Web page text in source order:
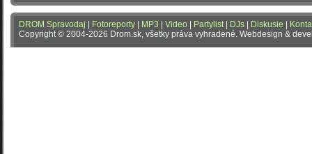
DROM Spravodaj | Fotoreporty | MP3 | Video | Partylist| DJs | Diskusie |
Copyright © 2004-2026 Drom.sk, všetky práva vyhradené. Webdesign &